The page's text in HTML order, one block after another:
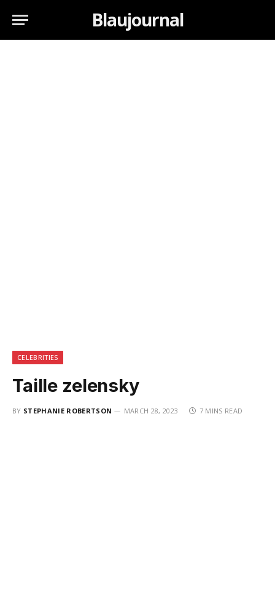
Blaujournal
CELEBRITIES
Taille zelensky
BY STEPHANIE ROBERTSON MARCH 28, 2023 7 MINS READ